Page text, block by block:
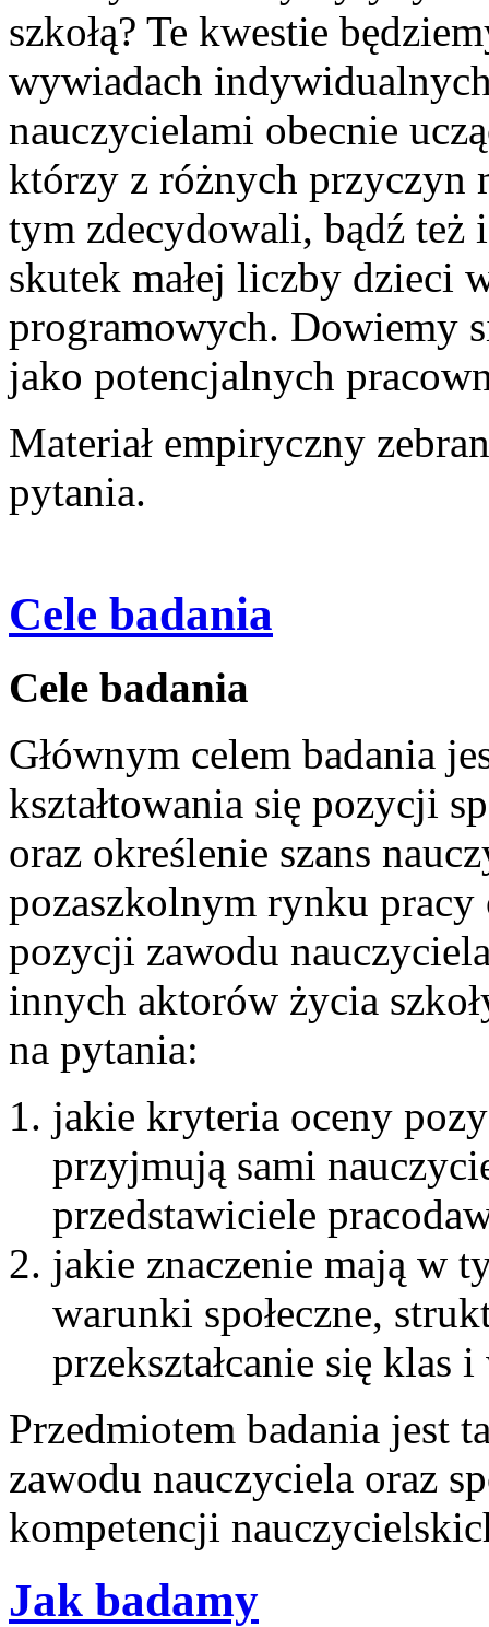
szkołą? Te kwestie
wywiadach
nauczycielami obecnie
którzy z różnych przyczyn
tym zdecydowali, bądź też
skutek małej liczby dzieci
programowych. Dowiemy
jako potencjalnych
Materiał empiryczny
pytania.
Cele badania
Cele badania
Głównym celem badania
kształtowania się pozycji
oraz określenie szans
pozaszkolnym rynku pracy
pozycji zawodu
innych aktorów życia
na pytania:
jakie kryteria oceny
przyjmują sami
przedstawiciele
jakie znaczenie mają w
warunki społeczne,
przekształcanie się klas
Przedmiotem badania jest
zawodu nauczyciela oraz
kompetencji
Jak badamy